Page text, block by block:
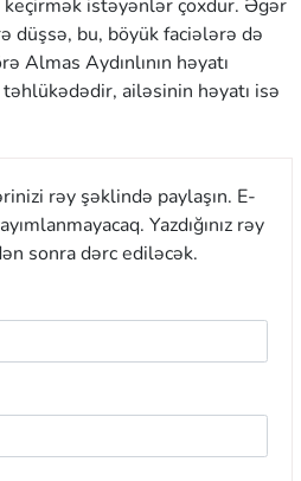
istəyənlər çoxdur. Əgər
düşsə, bu, böyük faciələrə də
Almas Aydınlının həyatı
ailəsinin həyatı isə
rəy şəklində paylaşın. E-
Yazdığınız rəy
sonra dərc ediləcək.